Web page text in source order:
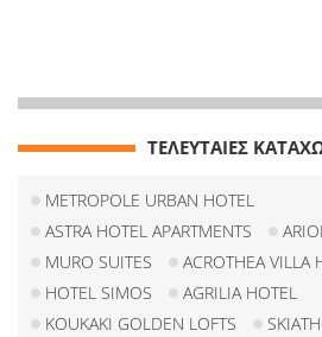
ΤΕΛΕΥΤΑΙΕΣ
METROPOLE URBAN HOTEL
ASTRA HOTEL APARTMENTS
MURO SUITES
ACROTHEA VILLA
HOTEL SIMOS
AGRILIA HOTEL
KOUKAKI GOLDEN LOFTS